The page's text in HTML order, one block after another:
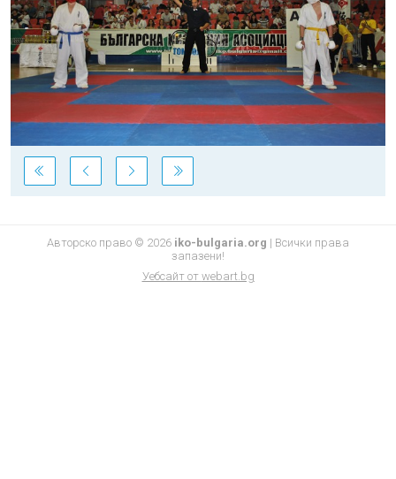
Авторско право © 2026 iko-bulgaria.org | Всички права
запазени!
Уебсайт от webart.bg